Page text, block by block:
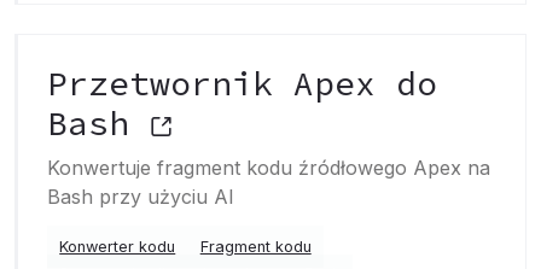
Przetwornik Apex do
Bash
Konwertuje fragment kodu źródłowego Apex na
Bash przy użyciu AI
Konwerter kodu
Fragment kodu